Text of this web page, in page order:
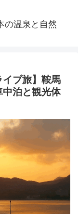
の温泉と自然
イブ旅】鞍馬
泊と観光体